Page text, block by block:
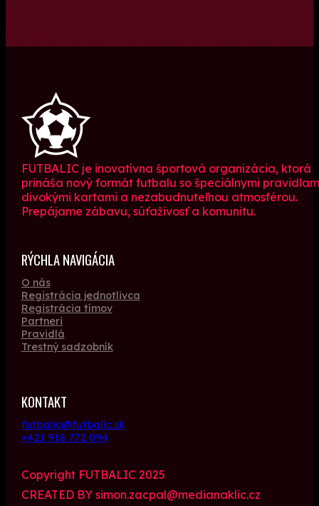
FUTBALIC je inovatívna športová organizácia, ktorá
prináša nový formát futbalu so špeciálnymi
divokými kartami a nezabudnuteľnou atmosférou.
Prepájame zábavu, súťaživosť a komunitu.
RÝCHLA NAVIGÁCIA
O nás
Registrácia jednotlivca
Registrácia tímov
Partneri
Pravidlá
Trestný sadzobník
KONTAKT
futbalic@futbalic.sk
+421 918 772 094
Copyright FUTBALIC 2025
CREATED BY simon.zacpal@medianaklic.cz